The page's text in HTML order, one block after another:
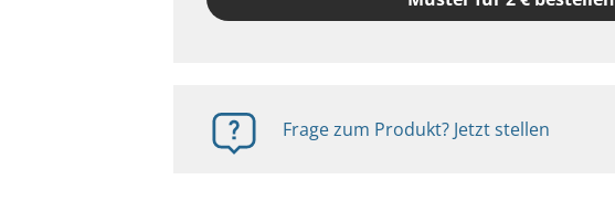
Frage zum Produkt? Jetzt stellen